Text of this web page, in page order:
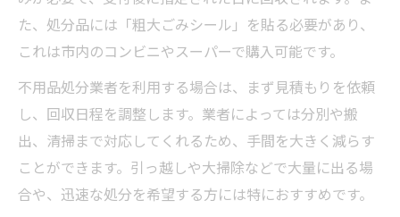
た、処分品には「粗大ごみシール」を貼る必要があり、
これは市内のコンビニやスーパーで購入可能です。
不用品処分業者を利用する場合は、まず見積もりを依頼
し、回収日程を調整します。業者によっては分別や搬
出、清掃まで対応してくれるため、手間を大きく減らす
ことができます。引っ越しや大掃除などで大量に出る場
合や、迅速な処分を希望する方には特におすすめです。